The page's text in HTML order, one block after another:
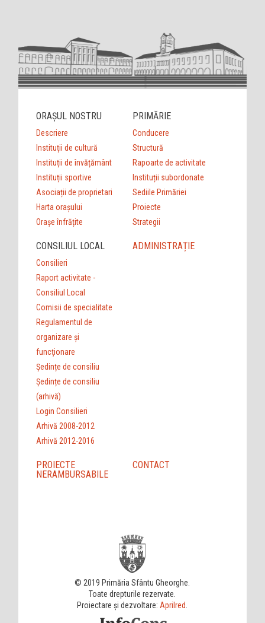
ORAȘUL NOSTRU
Descriere
Instituții de cultură
Instituții de învățământ
Instituții sportive
Asociații de proprietari
Harta orașului
Orașe înfrățite
PRIMĂRIE
Conducere
Structură
Rapoarte de activitate
Instituții subordonate
Sediile Primăriei
Proiecte
Strategii
CONSILIUL LOCAL
Consilieri
Raport activitate -
Consiliul Local
Comisii de specialitate
Regulamentul de
organizare şi
funcţionare
Ședințe de consiliu
Ședințe de consiliu
(arhivă)
Login Consilieri
Arhivă 2008-2012
Arhivă 2012-2016
ADMINISTRAȚIE
PROIECTE
NERAMBURSABILE
CONTACT
© 2019 Primăria Sfântu Gheorghe.
Toate drepturile rezervate.
Proiectare și dezvoltare: Aprilred